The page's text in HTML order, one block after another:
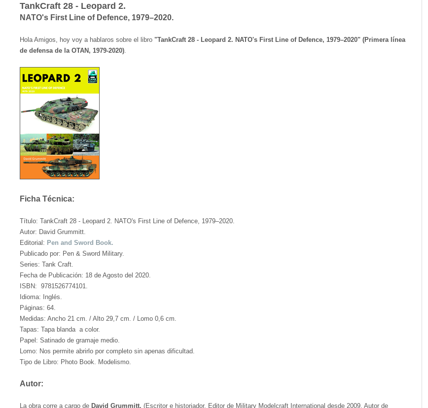
TankCraft 28 - Leopard 2.
NATO's First Line of Defence, 1979–2020.
Hola Amigos, hoy voy a hablaros sobre el libro "TankCraft 28 - Leopard 2. NATO's First Line of Defence, 1979–2020" (Primera línea
de defensa de la OTAN, 1979-2020)
Ficha Técnica:
Título: TankCraft 28 - Leopard 2. NATO's First Line of Defence, 1979–2020.
Autor: David Grummitt.
Editorial: Pen and Sword Book.
Publicado por: Pen & Sword Military.
Series: Tank Craft.
Fecha de Publicación: 18 de Agosto del 2020.
ISBN: 9781526774101.
Idioma: Inglés.
Páginas: 64.
Medidas: Ancho 21 cm. / Alto 29,7 cm. / Lomo 0,6 cm.
Tapas: Tapa blanda a color.
Papel: Satinado de gramaje medio.
Lomo: Nos permite abrirlo por completo sin apenas dificultad.
Tipo de Libro: Photo Book. Modelismo.
Autor:
La obra corre a cargo de David Grummitt. (Escritor e historiador. Editor de Military Modelcraft International desde 2009. Autor de